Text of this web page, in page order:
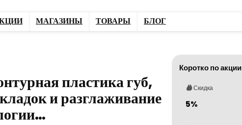
МАГАЗИНЫ ТОВАРЫ БЛОГ
пластика губ,
и разглаживание
Коротко по акции
Скидка
5%